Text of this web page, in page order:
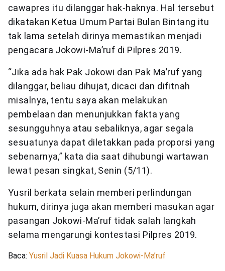
cawapres itu dilanggar hak-haknya. Hal tersebut
dikatakan Ketua Umum Partai Bulan Bintang itu
tak lama setelah dirinya memastikan menjadi
pengacara Jokowi-Ma’ruf di Pilpres 2019.
“Jika ada hak Pak Jokowi dan Pak Ma’ruf yang
dilanggar, beliau dihujat, dicaci dan difitnah
misalnya, tentu saya akan melakukan
pembelaan dan menunjukkan fakta yang
sesungguhnya atau sebaliknya, agar segala
sesuatunya dapat diletakkan pada proporsi yang
sebenarnya,” kata dia saat dihubungi wartawan
lewat pesan singkat, Senin (5/11).
Yusril berkata selain memberi perlindungan
hukum, dirinya juga akan memberi masukan agar
pasangan Jokowi-Ma’ruf tidak salah langkah
selama mengarungi kontestasi Pilpres 2019.
Baca: Yusril Jadi Kuasa Hukum Jokowi-Ma’ruf